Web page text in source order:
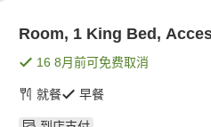
Room, 1 King Bed,
16 8月前可免费取消
就餐 早餐